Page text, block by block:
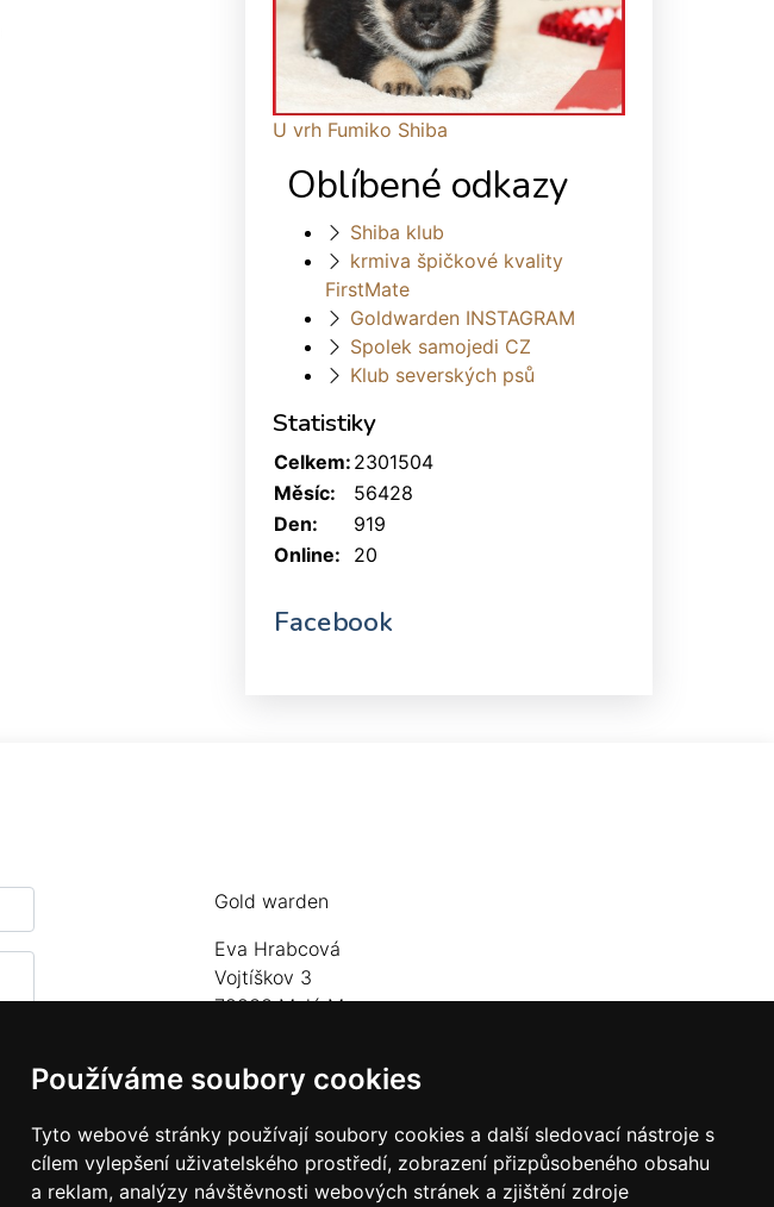
Používáme soubory cookies
Tyto webové stránky používají soubory cookies a další sledovací nástroje s
cílem vylepšení uživatelského prostředí, zobrazení přizpůsobeného obsahu
a reklam, analýzy návštěvnosti webových stránek a zjištění zdroje
U vrh Fumiko Shiba
Oblíbené odkazy
Shiba klub
krmiva špičkové kvality
FirstMate
Goldwarden INSTAGRAM
Spolek samojedi CZ
Klub severských psů
Statistiky
Online: 20
Celkem: 2301504
Měsíc:
56428
Den:
919
Facebook
Gold warden
Eva Hrabcová
Vojtíškov 3
78833 Malá Morava
goldwarden@gmail.com